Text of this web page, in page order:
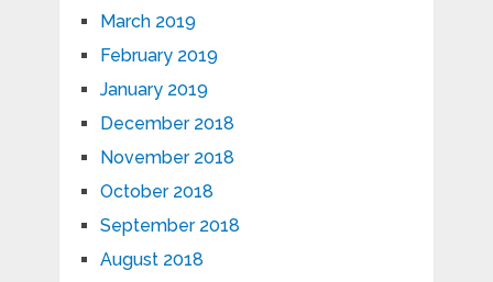
March 2019
February 2019
January 2019
December 2018
November 2018
October 2018
September 2018
August 2018